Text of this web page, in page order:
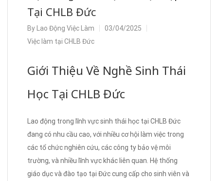
Tại CHLB Đức
By Lao Động Việc Làm
03/04/2025
Việc làm tại CHLB Đức
Giới Thiệu Về Nghề Sinh Thái
Học Tại CHLB Đức
Lao động trong lĩnh vực sinh thái học tại CHLB Đức
đang có nhu cầu cao, với nhiều cơ hội làm việc trong
các tổ chức nghiên cứu, các công ty bảo vệ môi
trường, và nhiều lĩnh vực khác liên quan. Hệ thống
giáo dục và đào tạo tại Đức cung cấp cho sinh viên và